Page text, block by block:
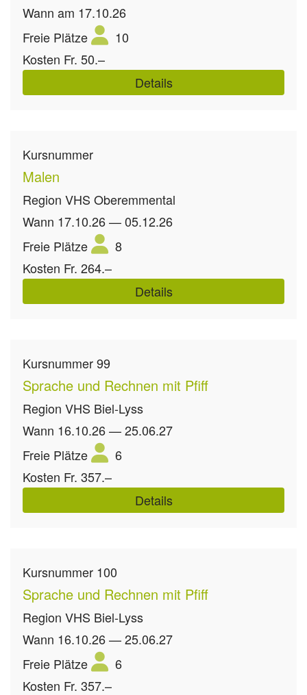
Wann am 17.10.26
Freie Plätze
10
Kosten Fr. 50.–
Details
Kursnummer
Malen
Region VHS Oberemmental
Wann 17.10.26 — 05.12.26
Freie Plätze
8
Kosten Fr. 264.–
Details
Kursnummer99
Sprache und Rechnen mit Pfiff
Region VHS Biel-Lyss
Wann 16.10.26 — 25.06.27
Freie Plätze
6
Kosten Fr. 357.–
Details
Kursnummer 100
Sprache und Rechnen mit Pfiff
Region VHS Biel-Lyss
Wann 16.10.26 — 25.06.27
Freie Plätze
6
Kosten Fr. 357.–